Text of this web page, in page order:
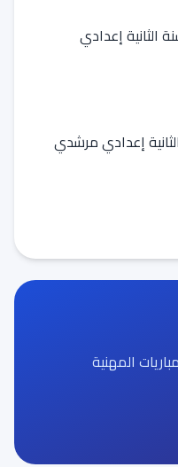
الثانية إعدادي
إعدادي مرشدي
المهنية